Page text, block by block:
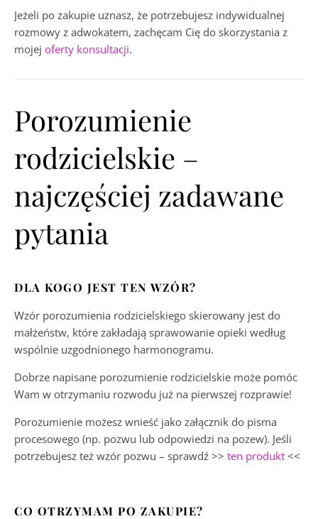
Jeżeli po zakupie uznasz, że potrzebujesz indywidualnej
rozmowy z adwokatem, zachęcam Cię do skorzystania z
mojej oferty konsultacji.
Porozumienie
rodzicielskie –
najczęściej zadawane
pytania
DLA KOGO JEST TEN WZÓR?
Wzór porozumienia rodzicielskiego skierowany jest do
małżeństw, które zakładają sprawowanie opieki według
wspólnie uzgodnionego harmonogramu.
Dobrze napisane porozumienie rodzicielskie może pomóc
Wam w otrzymaniu rozwodu już na pierwszej rozprawie!
Porozumienie możesz wnieść jako załącznik do pisma
procesowego (np. pozwu lub odpowiedzi na pozew). Jeśli
potrzebujesz też wzór pozwu – sprawdź >> ten produkt <<
CO OTRZYMAM PO ZAKUPIE?